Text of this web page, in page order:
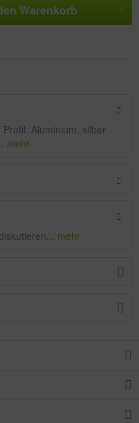
Warenkorb
Aluminium, silber
mehr
mehr